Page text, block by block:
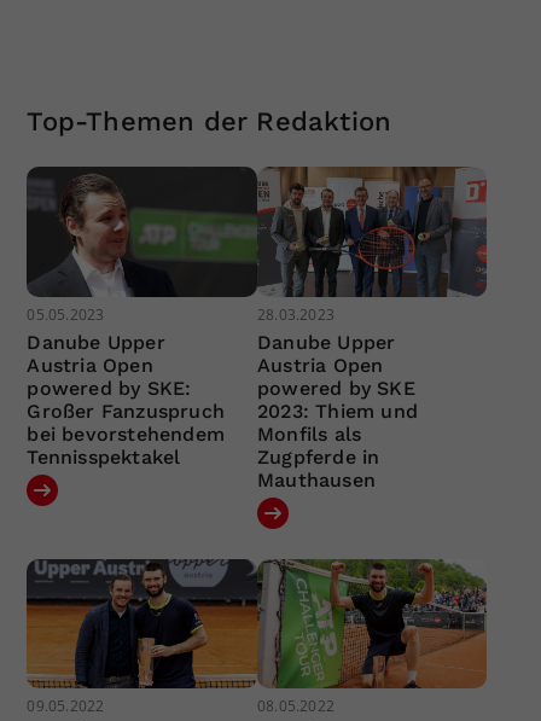
Top-Themen der Redaktion
05.05.2023
Danube Upper
Austria Open
powered by SKE:
Großer Fanzuspruch
bei bevorstehendem
Tennisspektakel
28.03.2023
Danube Upper
Austria Open
powered by SKE
2023: Thiem und
Monfils als
Zugpferde in
Mauthausen
09.05.2022 08.05.2022